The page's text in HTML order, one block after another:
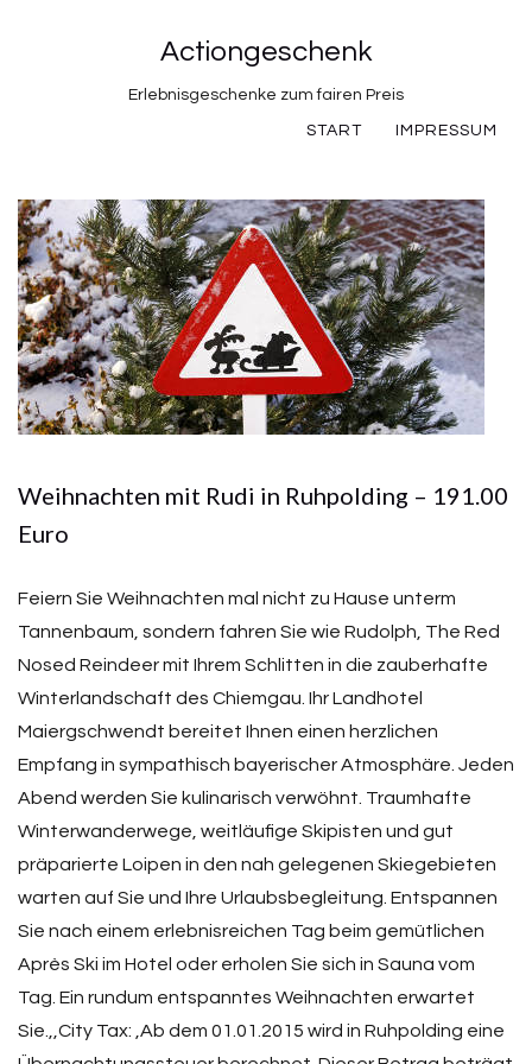
Actiongeschenk
Erlebnisgeschenke zum fairen Preis
START IMPRESSUM
Weihnachten mit Rudi in Ruhpolding – 191.00
Euro
Feiern Sie Weihnachten mal nicht zu Hause unterm
Tannenbaum, sondern fahren Sie wie Rudolph, The Red
Nosed Reindeer mit Ihrem Schlitten in die zauberhafte
Winterlandschaft des Chiemgau. Ihr Landhotel
Maiergschwendt bereitet Ihnen einen herzlichen
Empfang in sympathisch bayerischer Atmosphäre. Jeden
Abend werden Sie kulinarisch verwöhnt. Traumhafte
Winterwanderwege, weitläufige Skipisten und gut
präparierte Loipen in den nah gelegenen Skiegebieten
warten auf Sie und Ihre Urlaubsbegleitung. Entspannen
Sie nach einem erlebnisreichen Tag beim gemütlichen
Après Ski im Hotel oder erholen Sie sich in Sauna vom
Tag. Ein rundum entspanntes Weihnachten erwartet
Sie.,,City Tax: ,Ab dem 01.01.2015 wird in Ruhpolding eine